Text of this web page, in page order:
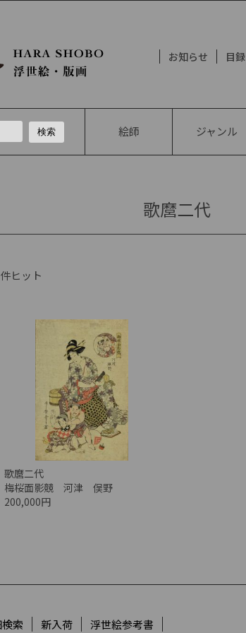
お知らせ 目録
絵師 ジャンル
歌麿二代
件ヒット
歌麿二代
梅桜面影競 河津 俣野
200,000円
索 新入荷 浮世絵参考書